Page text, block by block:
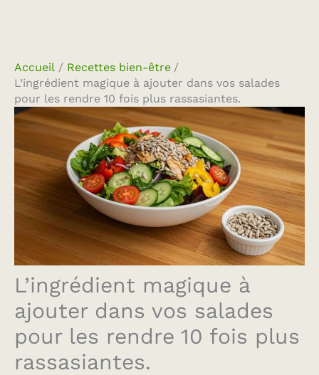
Accueil
Recettes bien-être
L’ingrédient magique à ajouter dans vos salades
pour les rendre 10 fois plus rassasiantes.
L’ingrédient magique à
ajouter dans vos salades
pour les rendre 10 fois plus
rassasiantes.